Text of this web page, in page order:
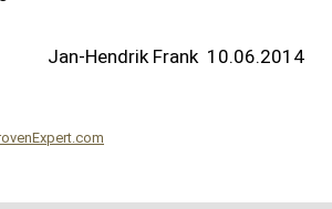
Jan-Hendrik Frank 10.06.2014